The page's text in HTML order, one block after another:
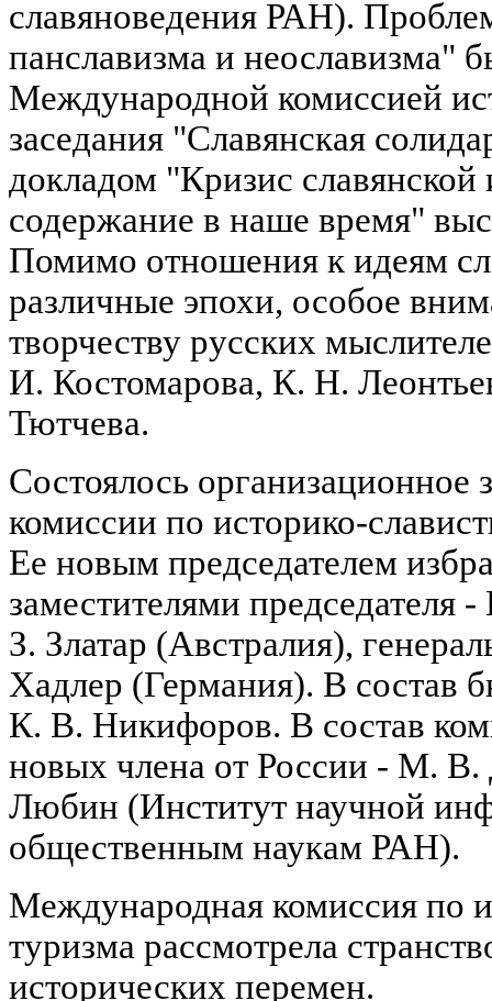
славяноведения РАН).
панславизма и неославизма"
Международной комиссией
заседания "Славянская
докладом "Кризис славянской
содержание в наше время"
Помимо отношения к идеям
различные эпохи, особое
творчеству русских
И. Костомарова, К. Н.
Тютчева.
Состоялось
комиссии по историко-
Ее новым председателем
заместителями
З. Златар (Австралия),
Хадлер (Германия). В состав
К. В. Никифоров. В состав
новых члена от России - М.
Любин (Институт научной
общественным наукам РАН).
Международная комиссия по
туризма рассмотрела
исторических перемен.